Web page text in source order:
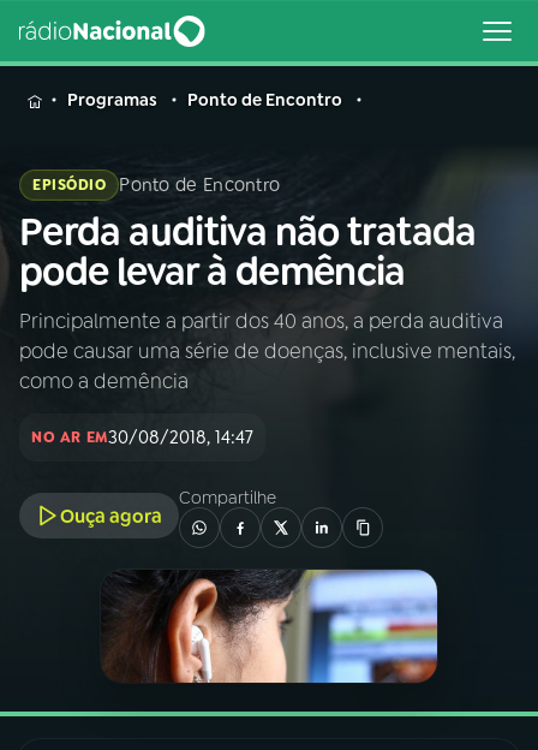
MENU
Buscar
na
Rádio
Nacional
Buscar
AO VIVO
01INÍCIO
02A RÁDIO
PROGRAMAÇÃO
PROGRAMAS
Programas Ponto de Encontro
EPISÓDIO Ponto de Encontro
Perda auditiva não tratada
pode levar à demência
Principalmente a partir dos 40 anos, a perda auditiva
pode causar uma série de doenças, inclusive mentais,
como a demência
NO AR EM30/08/2018, 14:47
Ouça agora
Compartilhe